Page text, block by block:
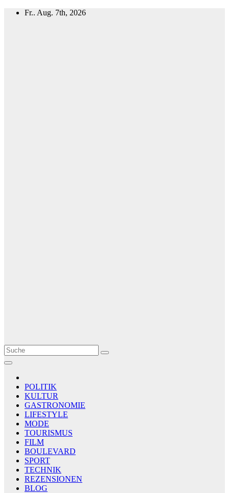
Zum
Fr.. Aug. 7th, 2026
Le Matin
AGENCE DE PRESSE
POLITIK
KULTUR
GASTRONOMIE
LIFESTYLE
MODE
TOURISMUS
FILM
BOULEVARD
SPORT
TECHNIK
REZENSIONEN
BLOG